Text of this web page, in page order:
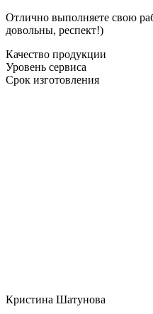
Отлично выполняете свою
довольны, респект!)
Качество продукции
Уровень сервиса
Срок изготовления
Кристина Шатунова